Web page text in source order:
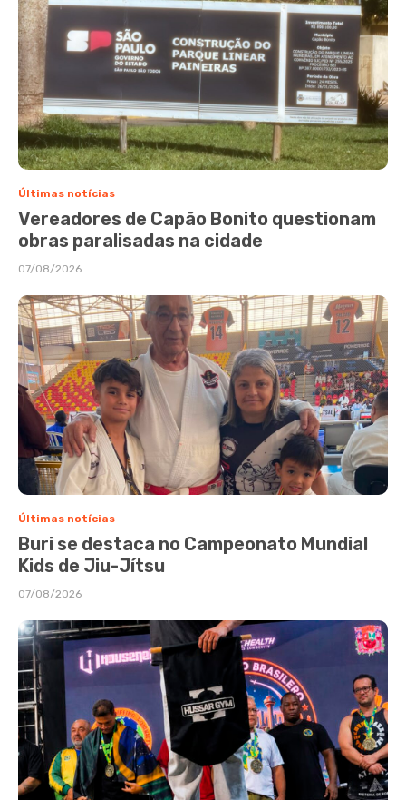
Últimas notícias
Vereadores de Capão Bonito questionam
obras paralisadas na cidade
07/08/2026
Últimas notícias
Buri se destaca no Campeonato Mundial
Kids de Jiu-Jítsu
07/08/2026